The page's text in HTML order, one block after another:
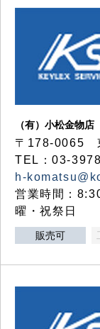
（有）小松金物店
〒178-0065
TEL：03-
h-
営業時間：
曜・祝祭日
販売可